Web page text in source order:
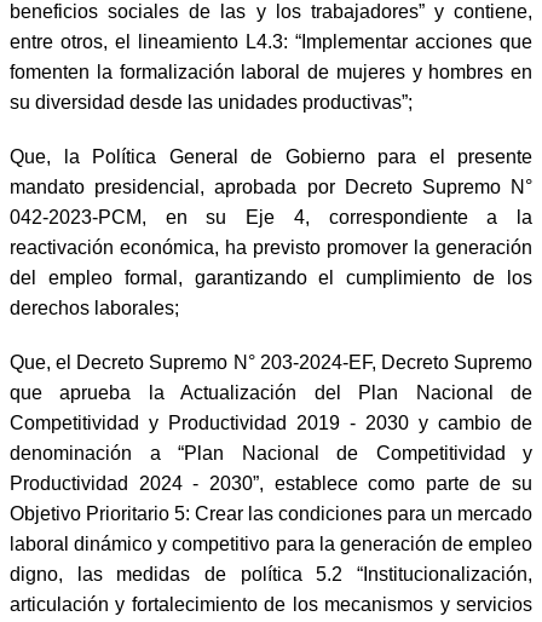
beneficios sociales de las y los trabajadores” y contiene,
entre otros, el lineamiento L4.3: “Implementar acciones que
fomenten la formalización laboral de mujeres y hombres en
su diversidad desde las unidades productivas”;
Que, la Política General de Gobierno para el presente
mandato presidencial, aprobada por Decreto Supremo N°
042-2023-PCM, en su Eje 4, correspondiente a la
reactivación económica, ha previsto promover la generación
del empleo formal, garantizando el cumplimiento de los
derechos laborales;
Que, el Decreto Supremo N° 203-2024-EF, Decreto Supremo
que aprueba la Actualización del Plan Nacional de
Competitividad y Productividad 2019 - 2030 y cambio de
denominación a “Plan Nacional de Competitividad y
Productividad 2024 - 2030”, establece como parte de su
Objetivo Prioritario 5: Crear las condiciones para un mercado
laboral dinámico y competitivo para la generación de empleo
digno, las medidas de política 5.2 “Institucionalización,
articulación y fortalecimiento de los mecanismos y servicios